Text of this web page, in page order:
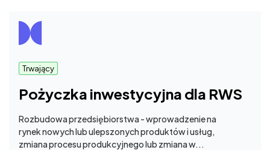
Trwający
Pożyczka inwestycyjna dla RWS
Rozbudowa przedsiębiorstwa - wprowadzenie na
rynek nowych lub ulepszonych produktów i usług,
zmiana procesu produkcyjnego lub zmiana w...